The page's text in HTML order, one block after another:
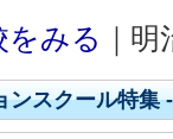
をみる ｜
ンスクール特集